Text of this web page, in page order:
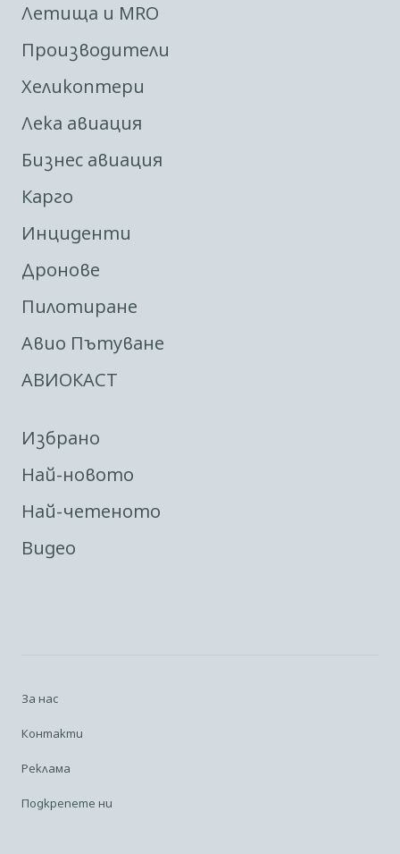
Летища и MRO
Производители
Хеликоптери
Лека авиация
Бизнес авиация
Карго
Инциденти
Дронове
Пилотиране
Авио Пътуване
АВИОКАСТ
Избрано
Най-новото
Най-четеното
Видео
За нас
Контакти
Реклама
Подкрепете ни